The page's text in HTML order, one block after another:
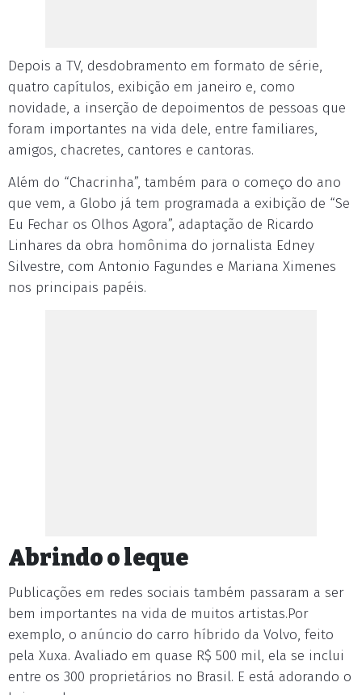
Depois a TV, desdobramento em formato de série,
quatro capítulos, exibição em janeiro e, como
novidade, a inserção de depoimentos de pessoas que
foram importantes na vida dele, entre familiares,
amigos, chacretes, cantores e cantoras.
Além do “Chacrinha”, também para o começo do ano
que vem, a Globo já tem programada a exibição de “Se
Eu Fechar os Olhos Agora”, adaptação de Ricardo
Linhares da obra homônima do jornalista Edney
Silvestre, com Antonio Fagundes e Mariana Ximenes
nos principais papéis.
Abrindo o leque
Publicações em redes sociais também passaram a ser
bem importantes na vida de muitos artistas.Por
exemplo, o anúncio do carro híbrido da Volvo, feito
pela Xuxa. Avaliado em quase R$ 500 mil, ela se inclui
entre os 300 proprietários no Brasil. E está adorando o